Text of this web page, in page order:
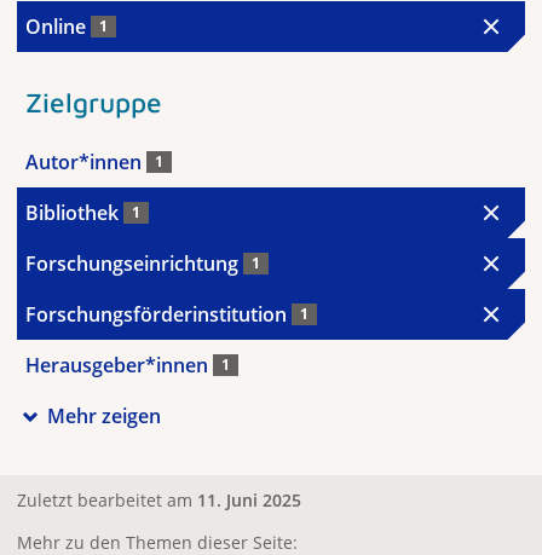
Online 1
Zielgruppe
Autor*innen 1
Bibliothek 1
Forschungseinrichtung 1
Forschungsförderinstitution 1
Herausgeber*innen 1
Mehr zeigen
Zuletzt bearbeitet am 11. Juni 2025
Mehr zu den Themen dieser Seite: